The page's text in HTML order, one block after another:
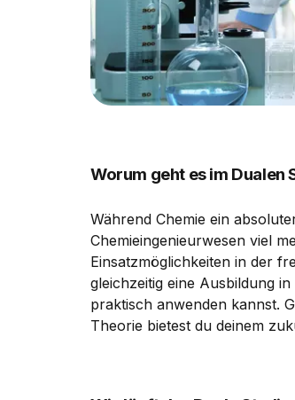
Worum geht es im Dualen
Während Chemie ein
Chemieingenieurwesen viel
Einsatzmöglichkeiten in der
gleichzeitig eine Ausbildung
praktisch anwenden kannst.
Theorie bietest du deinem